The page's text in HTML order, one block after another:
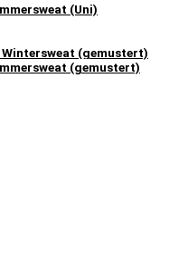
(Uni)
(gemustert)
(gemustert)